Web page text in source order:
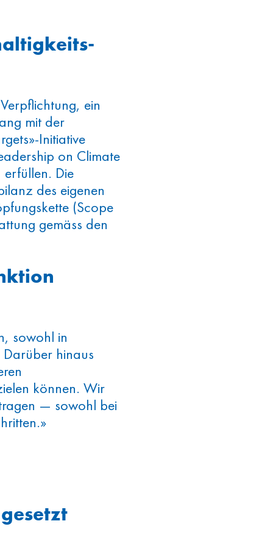
ein
mit der
Initiative
on Climate
erfüllen. Die
des eigenen
(Scope
gemäss den
sowohl in
hinaus
können. Wir
— sowohl bei